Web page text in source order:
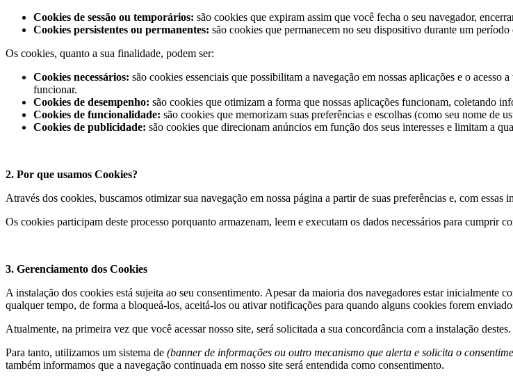
Cookies de sessão ou temporários: são cookies que expiram assim que você fecha o seu navegador,
Cookies persistentes ou permanentes: são cookies que permanecem no seu dispositivo durante um
Os cookies, quanto a sua finalidade, podem ser:
Cookies necessários: são cookies essenciais que possibilitam a navegação em nossas aplicações e o acesso
funcionar.
Cookies de desempenho: são cookies que otimizam a forma que nossas aplicações funcionam, coletando
Cookies de funcionalidade: são cookies que memorizam suas preferências e escolhas (como seu nome de
Cookies de publicidade: são cookies que direcionam anúncios em função dos seus interesses e limitam a
2. Por que usamos Cookies?
Através dos cookies, buscamos otimizar sua navegação em nossa página a partir de suas preferências e, com
Os cookies participam deste processo porquanto armazenam, leem e executam os dados necessários para cumprir
3. Gerenciamento dos Cookies
A instalação dos cookies está sujeita ao seu consentimento. Apesar da maioria dos navegadores estar inicialmente
qualquer tempo, de forma a bloqueá-los, aceitá-los ou ativar notificações para quando alguns cookies forem
Atualmente, na primeira vez que você acessar nosso site, será solicitada a sua concordância com a instalação
Para tanto, utilizamos um sistema de (banner de informações ou outro mecanismo que alerta e solicita o
também informamos que a navegação continuada em nosso site será entendida como consentimento.